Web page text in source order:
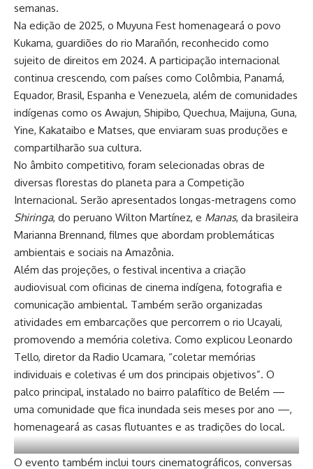
semanas.
Na edição de 2025, o Muyuna Fest homenageará o povo
Kukama, guardiões do rio Marañón, reconhecido como
sujeito de direitos em 2024. A participação internacional
continua crescendo, com países como Colômbia, Panamá,
Equador, Brasil, Espanha e Venezuela, além de comunidades
indígenas como os Awajun, Shipibo, Quechua, Maijuna, Guna,
Yine, Kakataibo e Matses, que enviaram suas produções e
compartilharão sua cultura.
No âmbito competitivo, foram selecionadas obras de
diversas florestas do planeta para a Competição
Internacional. Serão apresentados longas-metragens como
Shiringa, do peruano Wilton Martínez, e Manas, da brasileira
Marianna Brennand, filmes que abordam problemáticas
ambientais e sociais na Amazônia.
Além das projeções, o festival incentiva a criação
audiovisual com oficinas de cinema indígena, fotografia e
comunicação ambiental. Também serão organizadas
atividades em embarcações que percorrem o rio Ucayali,
promovendo a memória coletiva. Como explicou Leonardo
Tello, diretor da Radio Ucamara, “coletar memórias
individuais e coletivas é um dos principais objetivos”. O
palco principal, instalado no bairro palafítico de Belém —
uma comunidade que fica inundada seis meses por ano —,
homenageará as casas flutuantes e as tradições do local.
O evento também inclui tours cinematográficos, conversas